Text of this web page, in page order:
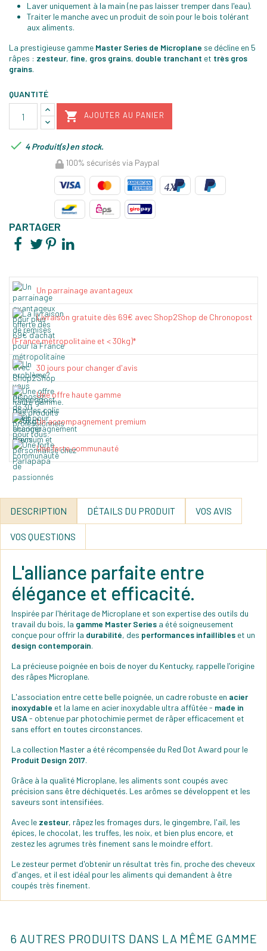
Laver uniquement à la main (ne pas laisser tremper dans l'eau).
Traiter le manche avec un produit de soin pour le bois tolérant
aux aliments.
La prestigieuse gamme Master Series de Microplane se décline en 5
râpes : zesteur, fine, gros grains, double tranchant et très gros
grains.
QUANTITÉ
 AJOUTER AU PANIER
 4 Produit(s) en stock.
100% sécurisés via Paypal
PARTAGER
Un parrainage avantageux
Livraison gratuite dès 69€ avec Shop2Shop de Chronopost
(France métropolitaine et < 30kg)*
30 jours pour changer d'avis
Une offre haute gamme
Un accompagnement premium
Une forte communauté
DESCRIPTION DÉTAILS DU PRODUIT VOS AVIS
VOS QUESTIONS
L'alliance parfaite entre
élégance et efficacité.
Inspirée par l'héritage de Microplane et son expertise des outils du
travail du bois, la gamme Master Series a été soigneusement
conçue pour offrir la durabilité, des performances infaillibles et un
design contemporain.
La précieuse poignée en bois de noyer du Kentucky, rappelle l'origine
des râpes Microplane.
L'association entre cette belle poignée, un cadre robuste en acier
inoxydable et la lame en acier inoxydable ultra affûtée - made in
USA- obtenue par photochimie permet de râper efficacement et
sans effort en toutes circonstances.
La collection Master a été récompensée du Red Dot Award pour le
Produit Design 2017.
Grâce à la qualité Microplane, les aliments sont coupés avec
précision sans être déchiquetés. Les arômes se développent et les
saveurs sont intensifiées.
Avec le zesteur, râpez les fromages durs, le gingembre, l'ail, les
épices, le chocolat, les truffes, les noix, et bien plus encore, et
zestez les agrumes très finement sans le moindre effort.
Le zesteur permet d'obtenir un résultat très fin, proche des cheveux
d'anges, et il est idéal pour les aliments qui demandent à être
coupés très finement.
6 AUTRES PRODUITS DANS LA MÊME GAMME